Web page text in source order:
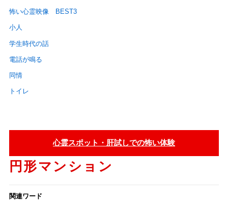
怖い心霊映像 BEST3
小人
学生時代の話
電話が鳴る
同情
トイレ
心霊スポット・肝試しでの怖い体験
円形マンション
関連ワード